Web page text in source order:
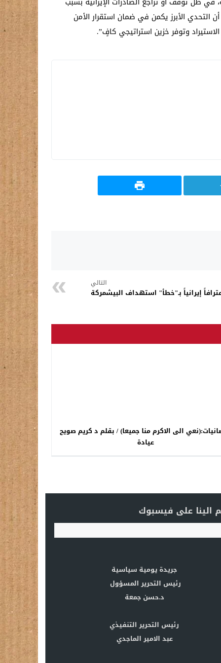
التحدي الأبرز يكمن في ضمان استقرار الأمن
وتوفر خزين استراتيجي كافٍ”.
التالي
إيرانياً بـ"خطأ" استهداف البيشمركة
الى الاكرم منا جميعا) / بقلم د كريم صويح
عيادة
الينا على فيسبوك
جريدة يومية سياسية
رئيس التحرير المسؤول
د.حسن جمعة
رئيس التحرير التنفيذي
عبد الامير الماجدي